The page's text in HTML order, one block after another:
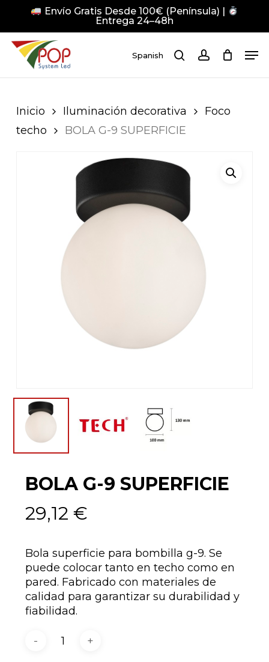
main
content
Envío Gratis Desde 100€ (Península) |
Entrega 24–48h
Spanish searchaccount
Inicio Iluminación decorativa
Foco
techo
BOLA G-9 SUPERFICIE
BOLA G-9 SUPERFICIE
29,12 €
Bola superficie para bombilla g-9. Se
puede colocar tanto en techo como en
pared. Fabricado con materiales de
calidad para garantizar su durabilidad y
fiabilidad.
Close
Menu